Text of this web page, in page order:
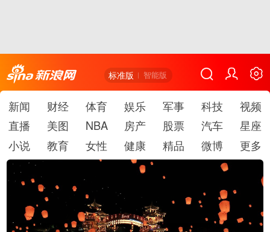
标准版 智能版
新闻 财经 体育 娱乐 军事 科技
视频
直播
美图 NBA 房产 股票 汽车
星座
小说
教育 女性 健康 精品 微博 更多